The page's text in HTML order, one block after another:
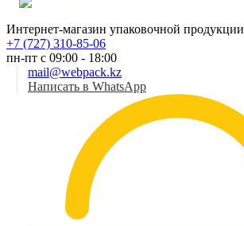
Интернет-магазин упаковочной продукции
+7 (727) 310-85-06
пн-пт с 09:00 - 18:00
mail@webpack.kz
Написать в WhatsApp